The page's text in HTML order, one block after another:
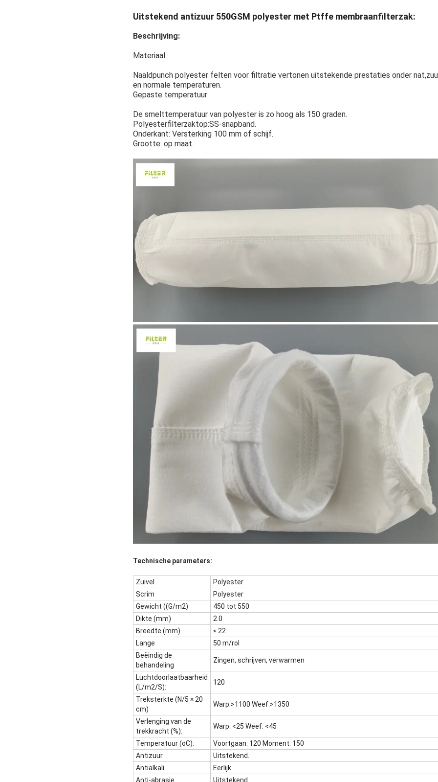
Uitstekend antizuur 550GSM polyester met Ptffe membraanfilterzak:
Beschrijving:
Materiaal:
Naaldpunch polyester felten voor filtratie vertonen uitstekende prestaties onder
en normale temperaturen.
Gepaste temperatuur:
De smelttemperatuur van polyester is zo hoog als 150 graden.
Polyesterfilterzaktop:SS-snapband.
Onderkant: Versterking 100 mm of schijf.
Grootte: op maat.
Technische parameters:
Zuivel
Polyester
Scrim
Polyester
Gewicht ((G/m2)
450 tot 550
Dikte (mm)
2.0
Breedte (mm)
≤ 22
Lange
50 m/rol
Beëindig de
behandeling
Zingen, schrijven, verwarmen
Luchtdoorlaatbaarheid
(L/m2/S):
120
Treksterkte (N/5 × 20
cm)
Warp:>1100 Weef:>1350
Verlenging van de
trekkracht (%):
Warp: <25 Weef: <45
Temperatuur (oC):
Voortgaan: 120 Moment: 150
Antizuur
Uitstekend.
Antialkali
Eerlijk.
Anti-abrasie
Uitstekend.